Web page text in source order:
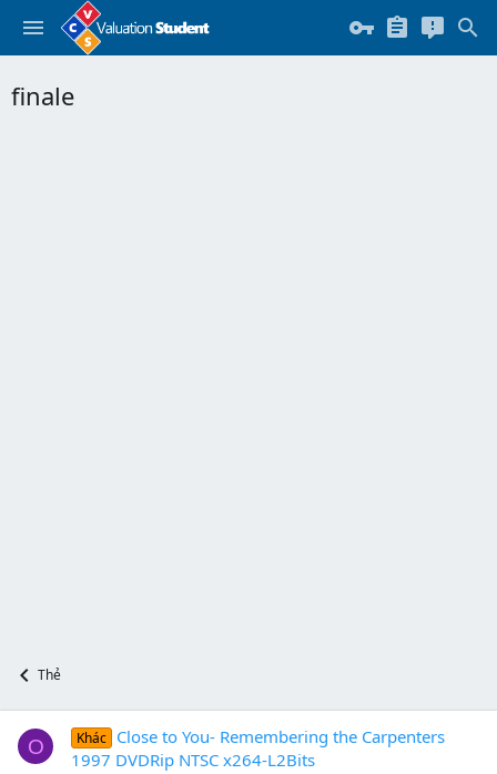
finale
Thẻ
O Khác Close to You- Remembering the Carpenters
1997 DVDRip NTSC x264-L2Bits